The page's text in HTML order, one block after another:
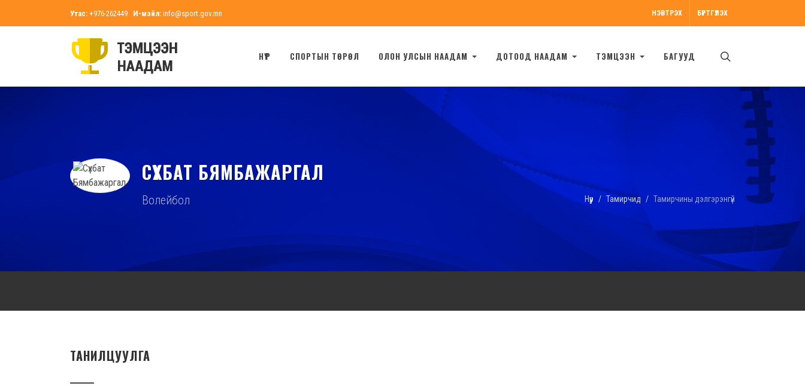
Утас: +976-262449 И-мэйл: info@sport.gov.mn НЭВТРЭХ БҮРТГҮҮЛЭХ
НҮҮР СПОРТЫН ТӨРӨЛ ОЛОН УЛСЫН НААДАМ ДОТООД НААДАМ ТЭМЦЭЭН БАГУУД
СҮХБАТ БЯМБАЖАРГАЛ
Волейбол Нүүр Тамирчид Тамирчины дэлгэрэнгүй
ТАНИЛЦУУЛГА